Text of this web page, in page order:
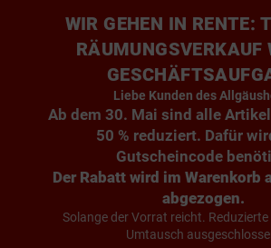
WIR GEHEN IN RENTE:
RÄUMUNGSVERKAUF
Liebe Kunden des
Ab dem 30. Mai sind alle
50 % reduziert. Dafür
Gutscheincode
Der Rabatt wird im Warenkorb
abgezogen.
Solange der Vorrat reicht. Reduzierte
Umtausch